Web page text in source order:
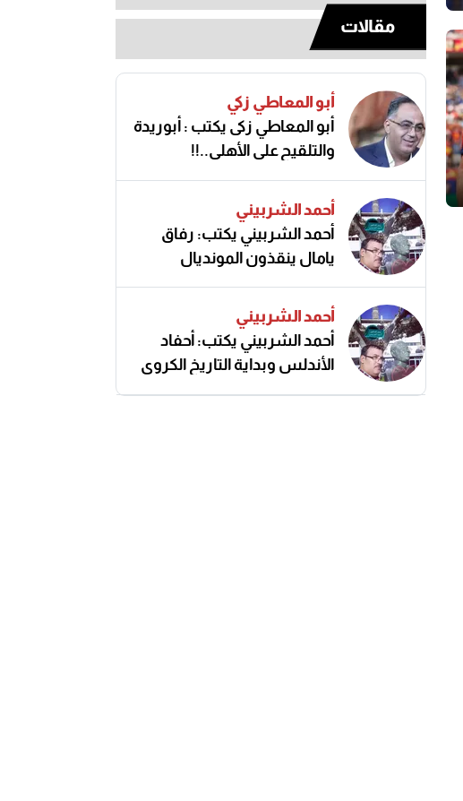
مقالات
أبو المعاطي زكي
أبو المعاطي زكى يكتب : أبوريدة
والتلقيح على الأهلى..!!
أحمد الشربيني
أحمد الشربيني يكتب: رفاق
يامال ينقذون المونديال
أحمد الشربيني
أحمد الشربيني يكتب: أحفاد
الأندلس وبداية التاريخ الكروي